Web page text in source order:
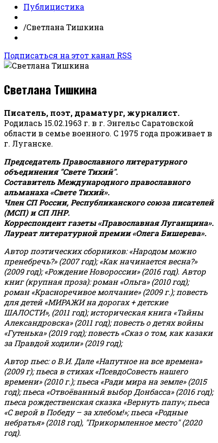
Публицистика
/Светлана Тишкина
Подписаться на этот канал RSS
Светлана Тишкина
Писатель, поэт, драматург, журналист.
Родилась 15.02.1963 г. в г. Энгельс Саратовской
области в семье военного. С 1975 года проживает в
г. Луганске.
Председатель Православного литературного
объединения "Свете Тихий".
Составитель Международного православного
альманаха «Свете Тихий».
Член СП России, Республиканского союза писателей
(МСП) и СП ЛНР.
Корреспондент газеты «Православная Луганщина».
Лауреат литературной премии «Олега Бишерева».
Автор поэтических сборников: «Народом можно
пренебречь?» (2007 год); «Как начинается весна?»
(2009 год); «Рождение Новороссии» (2016 год). Автор
книг (крупная проза): роман «Ольга» (2010 год);
роман «Красноречивое молчание» (2009 г.); повесть
для детей «МИРАЖИ на дорогах + детские
ШАЛОСТИ», (2011 год); историческая книга «Тайны
Александровска» (2011 год); повесть о детях войны
«Гутенька» (2019 год); повесть «Сказ о том, как казаки
за Правдой ходили» (2019 год);
Автор пьес: о В.И. Дале «Напутное на все времена»
(2009 г); пьеса в стихах «ПсевдоСовесть нашего
времени» (2010 г.); пьеса «Ради мира на земле» (2015
год); пьеса «Отвоёванный выбор Донбасса» (2016 год);
пьеса рождественская сказка «Вернуть папу»; пьеса
«С верой в Победу – за хлебом!»;пьеса «Родные
небратья» (2018 год), "Прикормленное место" (2020
год).